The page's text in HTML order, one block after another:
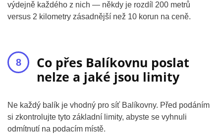
výdejně každého z nich — někdy je rozdíl 200 metrů
versus 2 kilometry zásadnější než 10 korun na ceně.
Co přes Balíkovnu poslat
nelze a jaké jsou limity
Ne každý balík je vhodný pro síť Balíkovny. Před podáním
si zkontrolujte tyto základní limity, abyste se vyhnuli
odmítnutí na podacím místě.